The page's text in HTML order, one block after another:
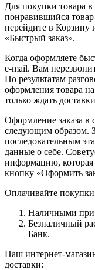
Для покупки товара
понравившийся товар
перейдите в Корзину
«Быстрый заказ».
Когда оформляете
e-mail. Вам
По результатам
оформления товара
только ждать
Оформление заказа в
следующим образом.
последовательным
данные о себе.
информацию,
кнопку «Оформить
Оплачивайте
Наличными при
Безналичный
Банк.
Наш интернет-
доставки: